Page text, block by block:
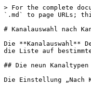
> For the complete
`.md` to page URLs;
# Kanalauswahl nach
Die **Kanalauswahl**
die Liste auf
## Die neun Kanaltypen
Die Einstellung „Nach